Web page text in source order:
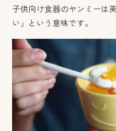
子供向け食器のヤンミーは
い」という意味です。